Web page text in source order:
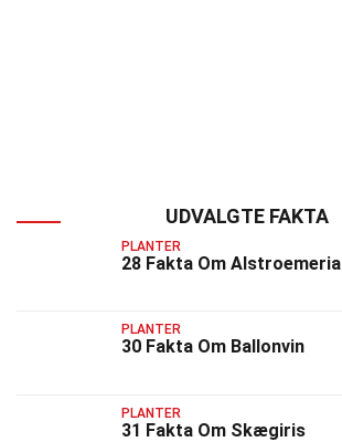
UDVALGTE FAKTA
PLANTER
28 Fakta Om Alstroemeria
PLANTER
30 Fakta Om Ballonvin
PLANTER
31 Fakta Om Skægiris